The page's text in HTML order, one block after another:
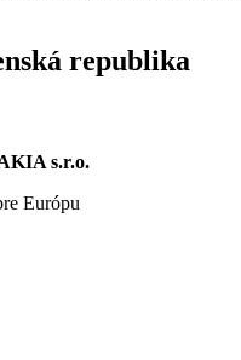
republika
s.r.o.
Európu